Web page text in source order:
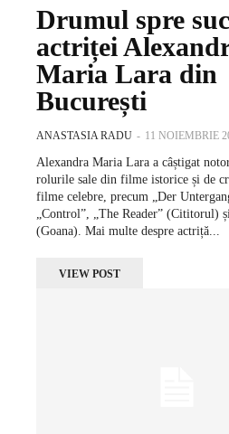
Drumul spre
actriței
Maria Lara din
București
ANASTASIA RADU - 11 NOIEMBRIE
Alexandra Maria Lara a câștigat
rolurile sale din filme istorice și de
filme celebre, precum „Der
„Control”, „The Reader” (Cititorul)
(Goana). Mai multe despre actriță...
VIEW POST